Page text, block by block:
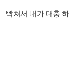
빡쳐서 내가 대충